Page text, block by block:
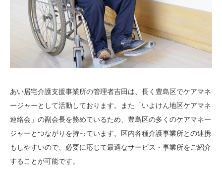
あい居宅介護支援事業所の管理者吉田は、長く豊島区でケアマネ
ージャーとして活動しております。また「いよけん地区ケアマネ
連絡会」の副会長を務めているため、豊島区の多くのケアマネー
ジャーとつながりを持っています。区内各種介護事業所との連携
もしやすいので、必要に応じて最適なサービス・事業所をご紹介
することが可能です。